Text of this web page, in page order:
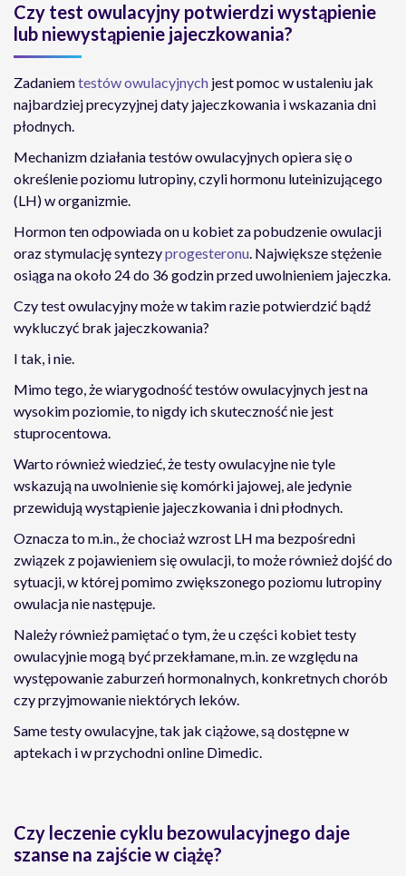
Czy test owulacyjny potwierdzi wystąpienie
lub niewystąpienie jajeczkowania?
Zadaniemtestów owulacyjnych jest pomoc w ustaleniu jak
najbardziej precyzyjnej daty jajeczkowania i wskazania dni
płodnych.
Mechanizm działania testów owulacyjnych opiera się o
określenie poziomu lutropiny, czyli hormonu luteinizującego
(LH) w organizmie.
Hormon ten odpowiada on u kobiet za pobudzenie owulacji
oraz stymulację syntezyprogesteronu. Największe stężenie
osiąga na około 24 do 36 godzin przed uwolnieniem jajeczka.
Czy test owulacyjny może w takim razie potwierdzić bądź
wykluczyć brak jajeczkowania?
I tak, i nie.
Mimo tego, że wiarygodność testów owulacyjnych jest na
wysokim poziomie, to nigdy ich skuteczność nie jest
stuprocentowa.
Warto również wiedzieć, że testy owulacyjne nie tyle
wskazują na uwolnienie się komórki jajowej, ale jedynie
przewidują wystąpienie jajeczkowania i dni płodnych.
Oznacza to m.in., że chociaż wzrost LH ma bezpośredni
związek z pojawieniem się owulacji, to może również dojść do
sytuacji, w której pomimo zwiększonego poziomu lutropiny
owulacja nie następuje.
Należy również pamiętać o tym, że u części kobiet testy
owulacyjnie mogą być przekłamane, m.in. ze względu na
występowanie zaburzeń hormonalnych, konkretnych chorób
czy przyjmowanie niektórych leków.
Same testy owulacyjne, tak jak ciążowe, są dostępne w
aptekach i w przychodni online Dimedic.
Czy leczenie cyklu bezowulacyjnego daje
szanse na zajście w ciążę?